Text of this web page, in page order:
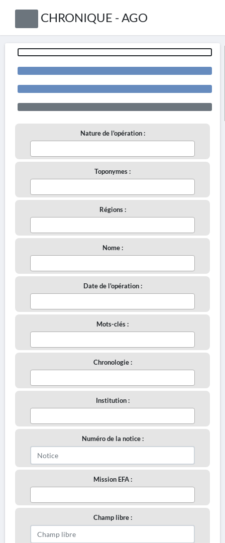
CHRONIQUE - AGO
Nature de l'opération :
Toponymes :
Régions :
Nome :
Date de l'opération :
Mots-clés :
Chronologie :
Institution :
Numéro de la notice :
Mission EFA :
Champ libre :